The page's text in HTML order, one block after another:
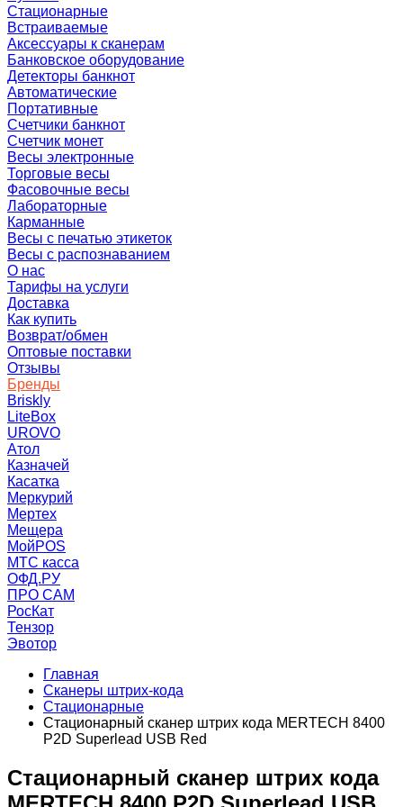
Стационарные
Встраиваемые
Аксессуары к сканерам
Банковское оборудование
Детекторы банкнот
Автоматические
Портативные
Счетчики банкнот
Счетчик монет
Весы электронные
Торговые весы
Фасовочные весы
Лабораторные
Карманные
Весы с печатью этикеток
Весы с распознаванием
О нас
Тарифы на услуги
Доставка
Как купить
Возврат/обмен
Оптовые поставки
Отзывы
Бренды
Briskly
LiteBox
UROVO
Атол
Казначей
Касатка
Меркурий
Мертех
Мещера
МойPOS
МТС касса
ОФД.РУ
ПРО САМ
РосКат
Тензор
Эвотор
Главная
Сканеры штрих-кода
Стационарные
Стационарный сканер штрих кода MERTECH 8400
P2D Superlead USB Red
Стационарный сканер штрих кода